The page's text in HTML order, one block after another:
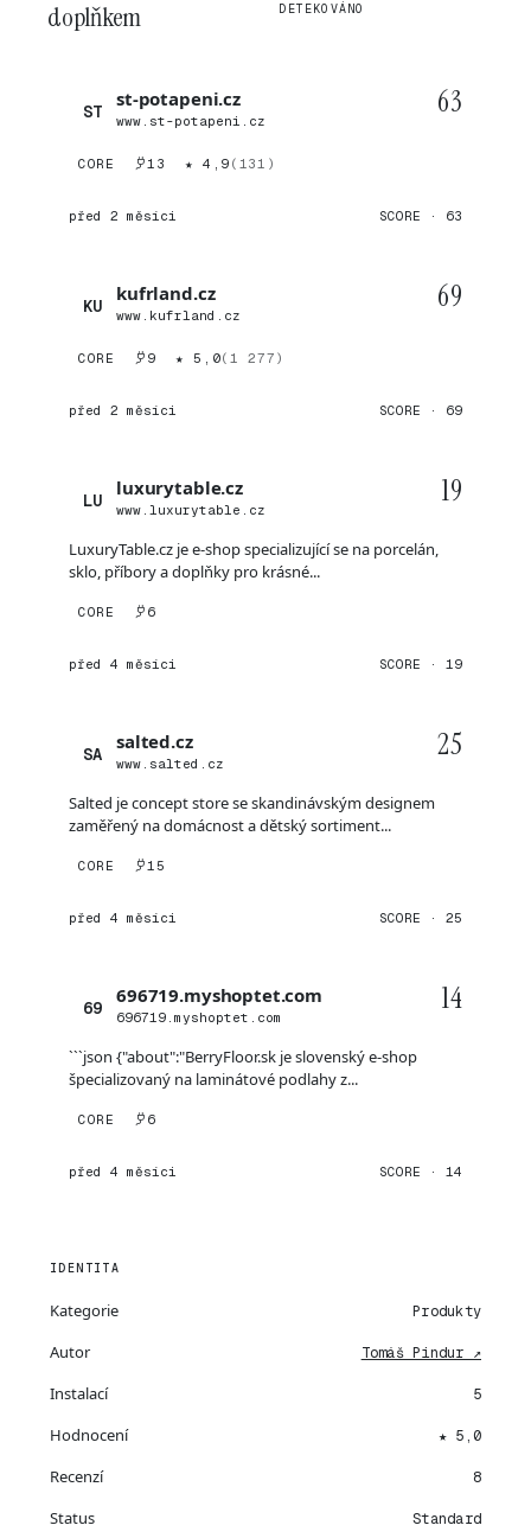
doplňkem
DETEKOVÁNO
ST
st-potapeni.cz
www.st-potapeni.cz
63
CORE 13 ★ 4,9 (131)
před 2 měsíci SCORE · 63
KU
kufrland.cz
www.kufrland.cz
69
CORE 9 ★ 5,0(1 277)
před 2 měsíci SCORE · 69
LU
luxurytable.cz
www.luxurytable.cz
19
LuxuryTable.cz je e-shop specializující se na porcelán,
sklo, příbory a doplňky pro krásné...
CORE 6
před 4 měsíci SCORE · 19
SA
salted.cz
www.salted.cz
25
Salted je concept store se skandinávským designem
zaměřený na domácnost a dětský sortiment...
CORE 15
před 4 měsíci SCORE · 25
69
696719.myshoptet.com
696719.myshoptet.com
14
```json {"about":"BerryFloor.sk je slovenský e-shop
špecializovaný na laminátové podlahy z...
CORE 6
před 4 měsíci SCORE · 14
IDENTITA
Kategorie Produkty
Autor Tomáš Pindur ↗
Instalací 5
Hodnocení ★ 5,0
Recenzí 8
Status Standard